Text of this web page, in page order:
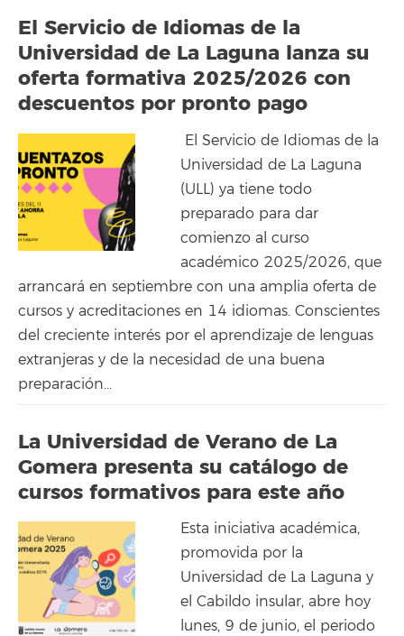
El Servicio de Idiomas de la
Universidad de La Laguna lanza su
oferta formativa 2025/2026 con
descuentos por pronto pago
El Servicio de Idiomas de la
Universidad de La Laguna
(ULL) ya tiene todo
preparado para dar
comienzo al curso
académico 2025/2026, que
arrancará en septiembre con una amplia oferta de
cursos y acreditaciones en 14 idiomas. Conscientes
del creciente interés por el aprendizaje de lenguas
extranjeras y de la necesidad de una buena
preparación...
La Universidad de Verano de La
Gomera presenta su catálogo de
cursos formativos para este año
Esta iniciativa académica,
promovida por la
Universidad de La Laguna y
el Cabildo insular, abre hoy
lunes, 9 de junio, el periodo